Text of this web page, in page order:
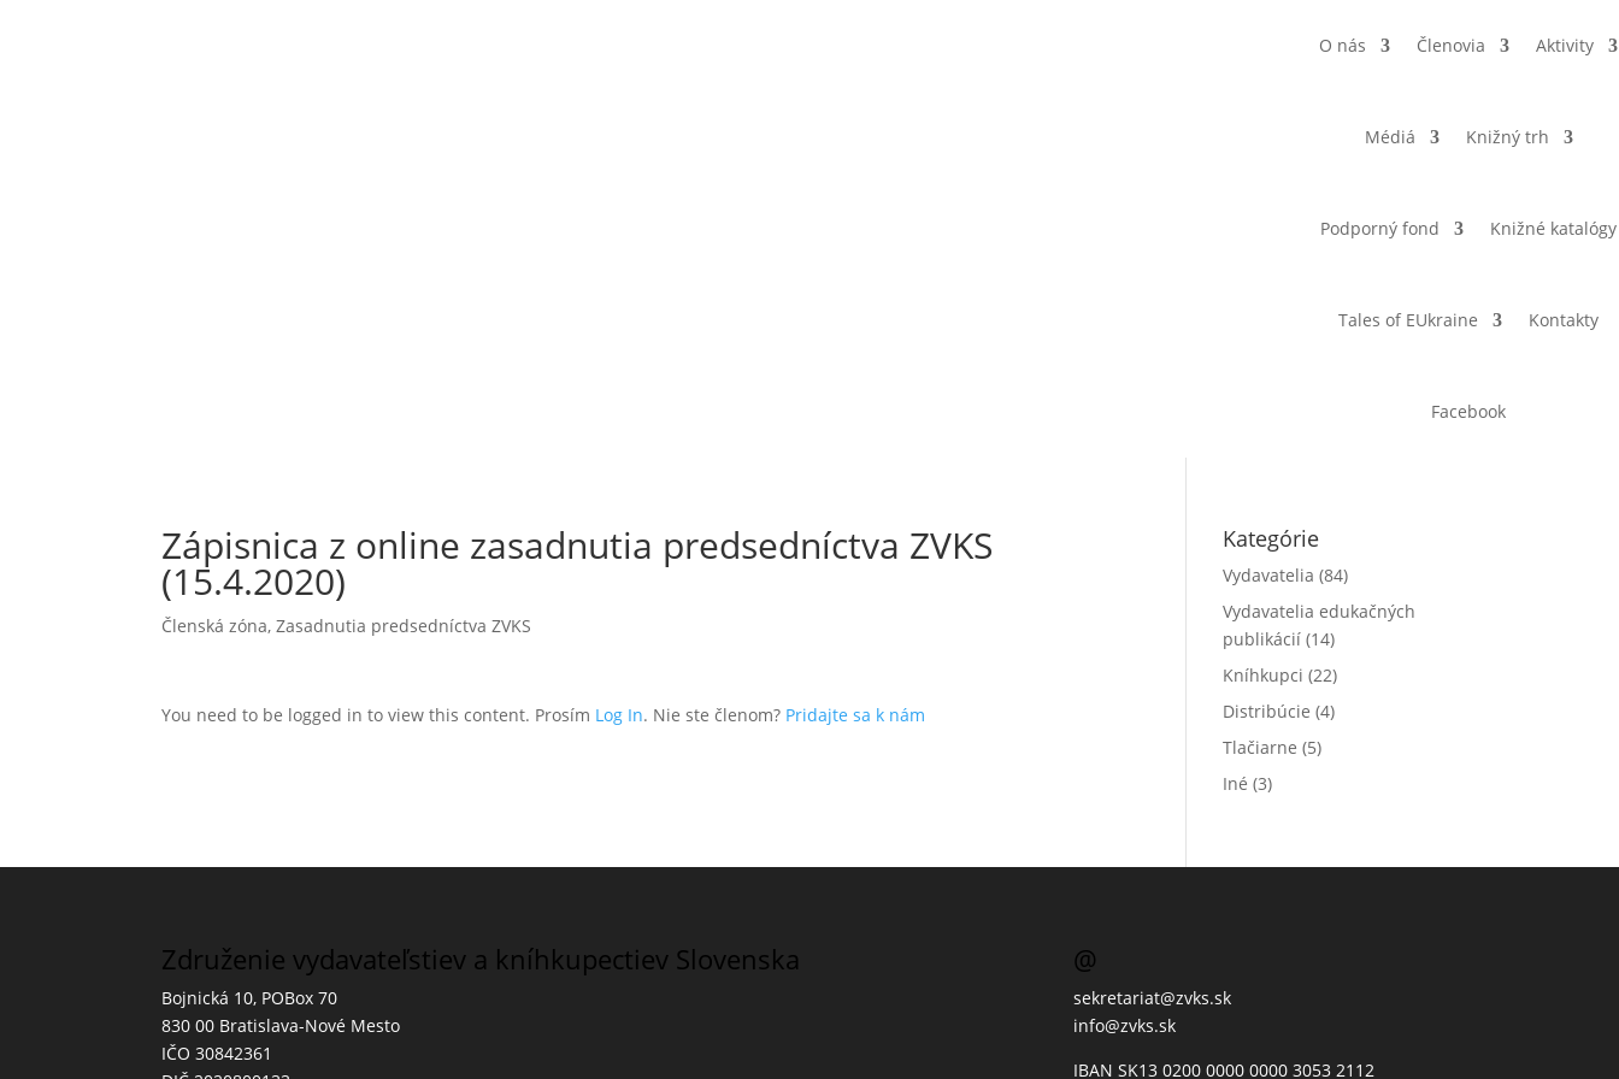
O nás Členovia Aktivity
Médiá Knižný trh
Podporný fond Knižné katalógy
Tales of EUkraine Kontakty
Facebook
Zápisnica z online zasadnutia predsedníctva ZVKS
(15.4.2020)
Členská zóna,Zasadnutia predsedníctva ZVKS
You need to be logged in to view this content. Prosím Log In. Nie ste členom? Pridajte sa k nám
Kategórie
Vydavatelia (84)
Vydavatelia edukačných
publikácií (14)
Kníhkupci (22)
Distribúcie (4)
Tlačiarne (5)
Iné (3)
Združenie vydavateľstiev a kníhkupectiev Slovenska
Bojnická 10, POBox 70
830 00 Bratislava-Nové Mesto
IČO 30842361
@
sekretariat@zvks.sk
info@zvks.sk
IBAN SK13 0200 0000 0000 3053 2112